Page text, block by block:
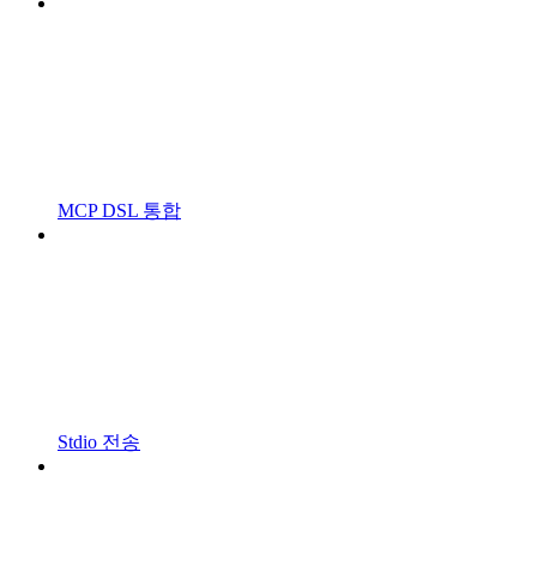
MCP DSL 통합
Stdio 전송